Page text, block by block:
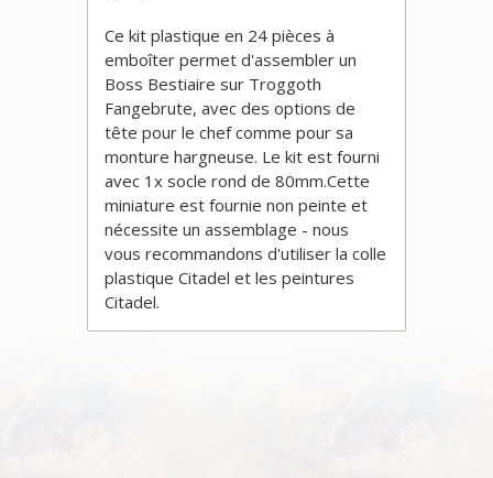
Ce kit plastique en 24 pièces à
emboîter permet d'assembler un
Boss Bestiaire sur Troggoth
Fangebrute, avec des options de
tête pour le chef comme pour sa
monture hargneuse. Le kit est fourni
avec 1x socle rond de 80mm.Cette
miniature est fournie non peinte et
nécessite un assemblage - nous
vous recommandons d'utiliser la colle
plastique Citadel et les peintures
Citadel.